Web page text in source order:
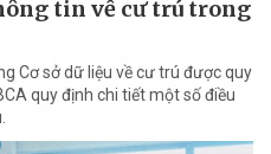
tin về cư trú trong
Cơ sở dữ liệu về cư trú được quy
quy định chi tiết một số điều